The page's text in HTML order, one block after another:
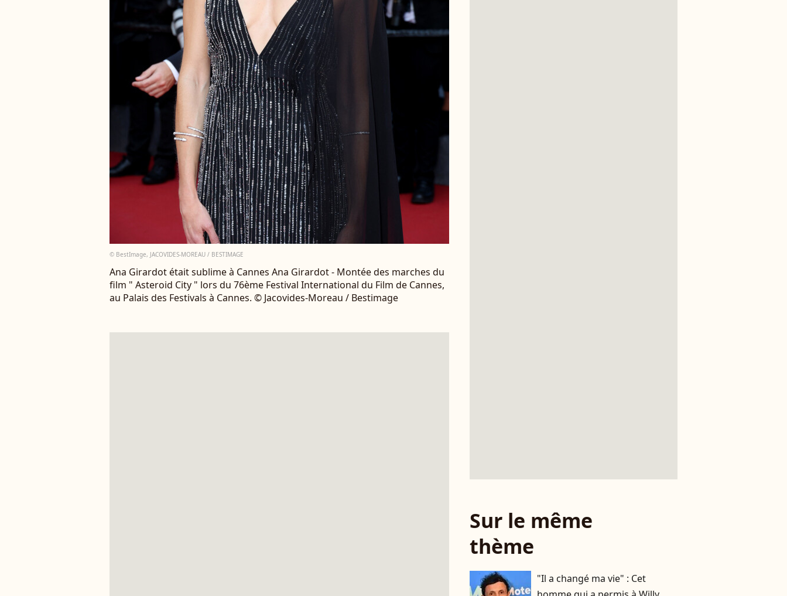
© BestImage, JACOVIDES-MOREAU / BESTIMAGE
Ana Girardot était sublime à Cannes Ana Girardot - Montée des marches du
film " Asteroid City " lors du 76ème Festival International du Film de Cannes,
au Palais des Festivals à Cannes. © Jacovides-Moreau / Bestimage
Sur le même
thème
"Il a changé ma vie" : Cet